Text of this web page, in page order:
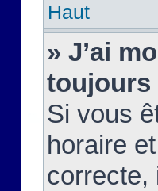
Haut
» J’ai
toujours
Si vous
horaire
correcte,